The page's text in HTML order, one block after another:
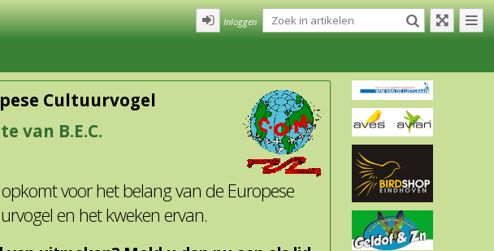
Inloggen
Cultuurvogel
van B.E.C.
voor het belang van de Europese
en het kweken ervan.